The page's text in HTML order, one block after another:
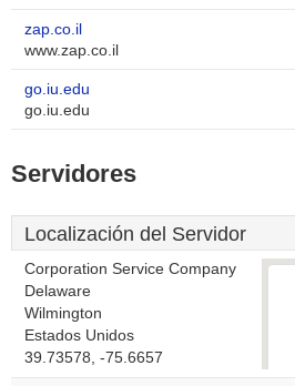
zap.co.il
www.zap.co.il
go.iu.edu
go.iu.edu
Servidores
Localización del Servidor
Corporation Service Company
Delaware
Wilmington
Estados Unidos
39.73578, -75.6657